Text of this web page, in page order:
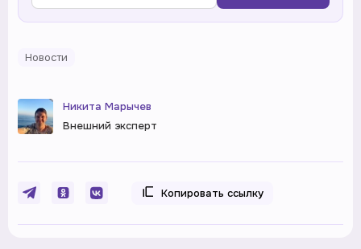
Новости
Никита Марычев
Внешний эксперт
Копировать ссылку